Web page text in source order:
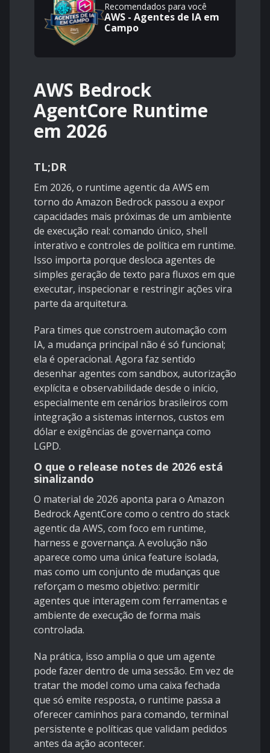
Recomendados para você
AWS - Agentes de IA em
Campo
AWS Bedrock
AgentCore Runtime
em 2026
TL;DR
Em 2026, o runtime agentic da AWS em
torno do Amazon Bedrock passou a expor
capacidades mais próximas de um ambiente
de execução real: comando único, shell
interativo e controles de política em runtime.
Isso importa porque desloca agentes de
simples geração de texto para fluxos em que
executar, inspecionar e restringir ações vira
parte da arquitetura.
Para times que constroem automação com
IA, a mudança principal não é só funcional;
ela é operacional. Agora faz sentido
desenhar agentes com sandbox, autorização
explícita e observabilidade desde o início,
especialmente em cenários brasileiros com
integração a sistemas internos, custos em
dólar e exigências de governança como
LGPD.
O que o release notes de 2026 está
sinalizando
O material de 2026 aponta para o Amazon
Bedrock AgentCore como o centro do stack
agentic da AWS, com foco em runtime,
harness e governança. A evolução não
aparece como uma única feature isolada,
mas como um conjunto de mudanças que
reforçam o mesmo objetivo: permitir
agentes que interagem com ferramentas e
ambiente de execução de forma mais
controlada.
Na prática, isso amplia o que um agente
pode fazer dentro de uma sessão. Em vez de
tratar the model como uma caixa fechada
que só emite resposta, o runtime passa a
oferecer caminhos para comando, terminal
persistente e políticas que validam pedidos
antes da ação acontecer.